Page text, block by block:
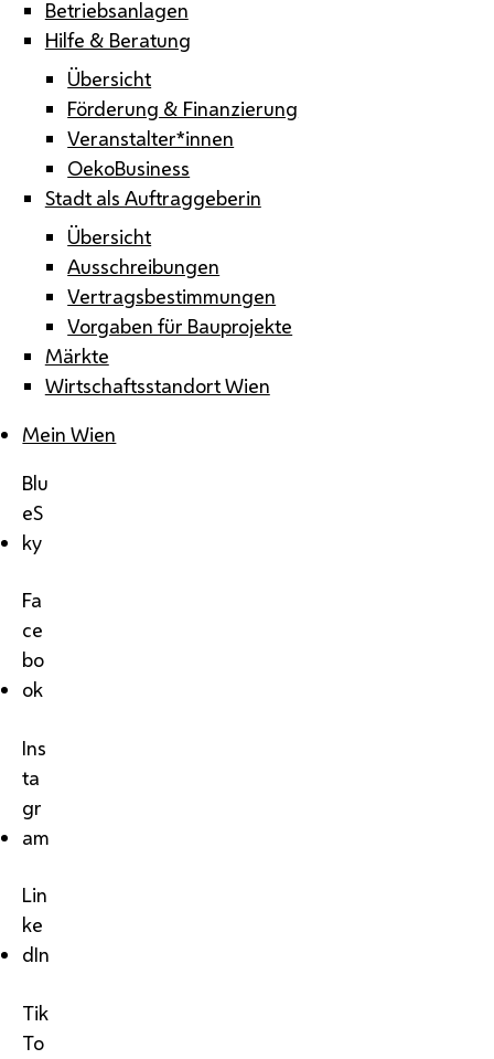
Betriebsanlagen
Hilfe & Beratung
Übersicht
Förderung & Finanzierung
Veranstalter*innen
OekoBusiness
Stadt als Auftraggeberin
Übersicht
Ausschreibungen
Vertragsbestimmungen
Vorgaben für Bauprojekte
Märkte
Wirtschaftsstandort Wien
Mein Wien
Blu
eS
ky
Fa
ce
bo
ok
Ins
ta
gr
am
Lin
ke
dIn
Tik
To